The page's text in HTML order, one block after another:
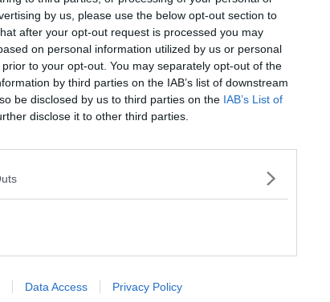
by us, please use the below opt-out section to
after your opt-out request is processed you may
on personal information utilized by us or personal
to your opt-out. You may separately opt-out of the
by third parties on the IAB’s list of downstream
be disclosed by us to third parties on the IAB’s List of
disclose it to other third parties.
Data Access Privacy Policy
QUInews - ToscanaMedia.
Cronaca
RUBRICHE
IL NETWORK